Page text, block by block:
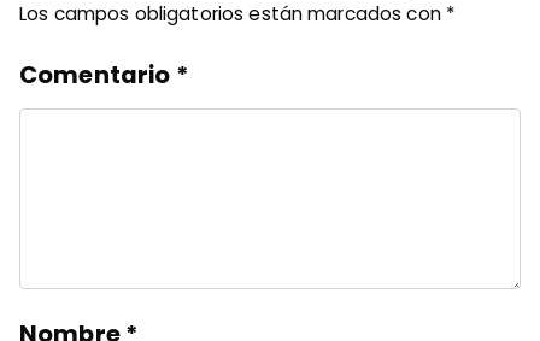
Los campos obligatorios están marcados con *
Comentario *
Nombre*